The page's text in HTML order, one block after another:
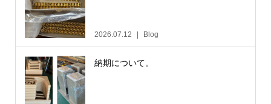
2026.07.12 Blog
納期について。